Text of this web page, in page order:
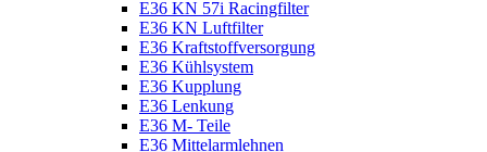
E36 KN 57i Racingfilter
E36 KN Luftfilter
E36 Kraftstoffversorgung
E36 Kühlsystem
E36 Kupplung
E36 Lenkung
E36 M- Teile
E36 Mittelarmlehnen